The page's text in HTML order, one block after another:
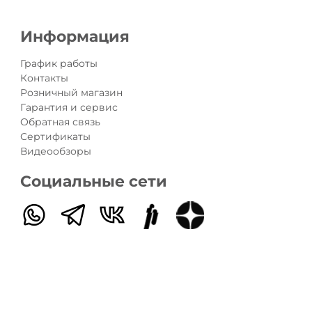
Информация
График работы
Контакты
Розничный магазин
Гарантия и сервис
Обратная связь
Сертификаты
Видеообзоры
Социальные сети